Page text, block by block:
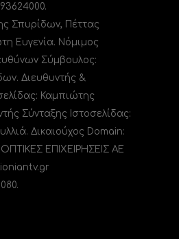
Σπυρίδων, Πέττας
Ευγενία. Νόμιμος
Σύμβουλος:
Διευθυντής &
Καμπιώτης
Σύνταξης Ιστοσελίδας:
Δικαιούχος Domain:
ΕΠΙΧΕΙΡΗΣΕΙΣ ΑΕ